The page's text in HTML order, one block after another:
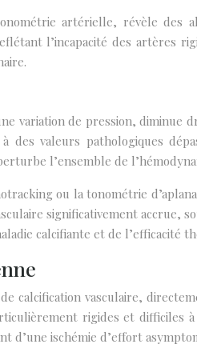
artérielle, révèle des
l’incapacité des artères
variation de pression,
valeurs pathologiques
l’ensemble de
ou la tonométrie
significativement accrue,
calcifiante et de l’efficacité
vasculaire,
rigides et difficiles
ischémie d’effort